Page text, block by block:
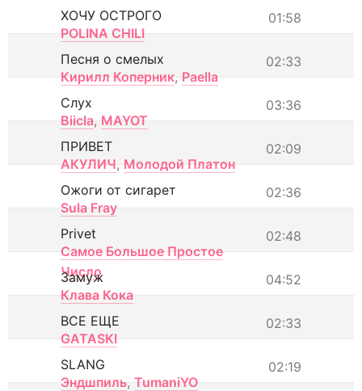
01:58
ХОЧУ ОСТРОГО
POLINA CHILI
02:33
Песня о смелых
Кирилл Коперник, Paella
03:36
Слух
Biicla, MAYOT
02:09
ПРИВЕТ
АКУЛИЧ, Молодой Платон
02:36
Ожоги от сигарет
Sula Fray
02:48
Privet
Самое Большое Простое
Число
04:52
Замуж
Клава Кока
02:33
ВСЕ ЕЩЕ
GATASKI
02:19
SLANG
Эндшпиль, TumaniYO